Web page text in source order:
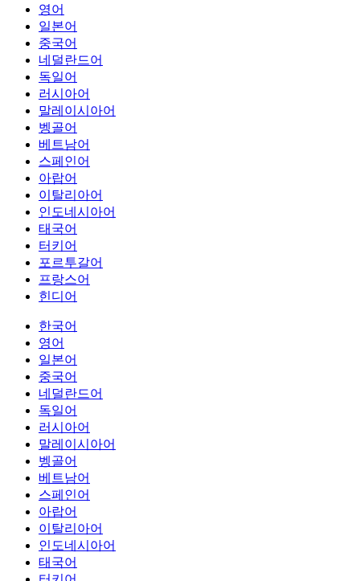
영어
일본어
중국어
네덜란드어
독일어
러시아어
말레이시아어
벵골어
베트남어
스페인어
아랍어
이탈리아어
인도네시아어
태국어
터키어
포르투갈어
프랑스어
힌디어
한국어
영어
일본어
중국어
네덜란드어
독일어
러시아어
말레이시아어
벵골어
베트남어
스페인어
아랍어
이탈리아어
인도네시아어
태국어